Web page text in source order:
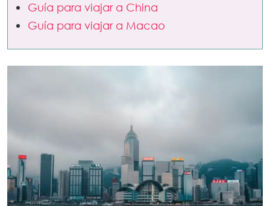
Guía para viajar a China
Guía para viajar a Macao